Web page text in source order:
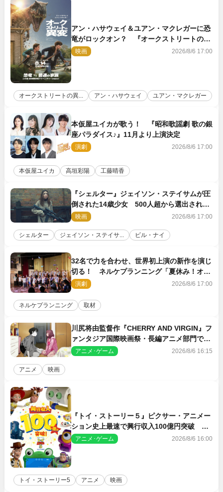
アン・ハサウェイ＆ユアン・マクレガーに恐
竜がロックオン？ 『オークストリートの異
変』新ビジュアル＆本編映像初解禁
映画 2026/8/6 17:00
オークストリートの異... アン・ハサウェイ ユアン・マクレガー
本仮屋ユイカが歌う！ 『昭和歌謡劇 歌の銀
座パラダイス♪』11月より上演決定
演劇 2026/8/6 17:00
本仮屋ユイカ 高垣彩陽 工藤晴香
『シェルター』ジェイソン・ステイサムが圧
倒された14歳少女 500人超から選出された
新鋭ボディ・レイ・ブレスナックとは
映画 2026/8/6 17:00
シェルター ジェイソン・ステイサ... ビル・ナイ
32名で力を合わせ、世界初上演の新作を演じ
切る！ ネルケプランニング「夏休み！オ
ン・ワークショップ2026」レポート【最終
日】
演劇 2026/8/6 17:00
ネルケプランニング 取材
川尻将由監督作『CHERRY AND VIRGIN』フ
ァンタジア国際映画祭・長編アニメ部門で観
客賞・金賞受賞！
アニメ･ゲーム 2026/8/6 16:15
アニメ 映画
『トイ・ストーリー５』ピクサー・アニメー
ション史上最速で興行収入100億円突破 シ
リーズNo.1興収が目前
アニメ･ゲーム 2026/8/6 16:00
トイ・ストーリー5 アニメ 映画